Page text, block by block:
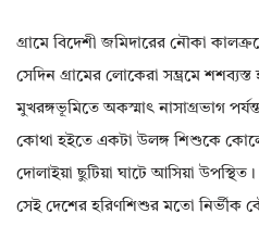
গ্রামে বিদেশী জমিদারের নৌকা
সেদিন গ্রামের লোকেরা সম্ভ্রমে
মুখরঙ্গভূমিতে অকস্মাৎ নাসাগ্রভাগ
কোথা হইতে একটা উলঙ্গ শিশুকে
দোলাইয়া ছুটিয়া ঘাটে আসিয়া
সেই দেশের হরিণশিশুর মতো নির্ভীক